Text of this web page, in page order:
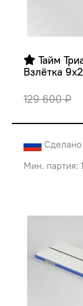
Тайм
Взлётка
129 600 ₽
Мин. партия: 1